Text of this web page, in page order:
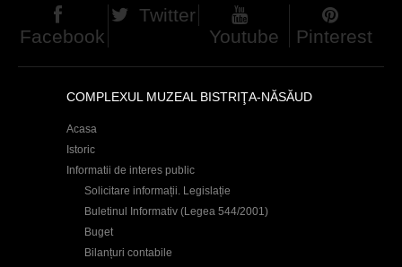
n
Facebook
Twitter
Youtube
Pinterest
COMPLEXUL MUZEAL BISTRIŢA-NĂSĂUD
Acasa
Istoric
Informatii de interes public
Solicitare informații. Legislație
Buletinul Informativ (Legea 544/2001)
Buget
Bilanțuri contabile